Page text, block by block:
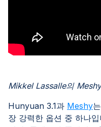
Mikkel Lassalle의
Hunyuan 3.1과 Meshy
장 강력한 옵션 중 하나